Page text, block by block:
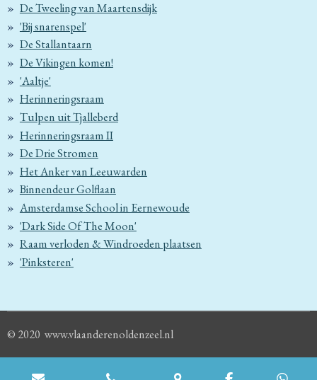
De Tweeling van Maartensdijk
'Bij snarenspel'
De Stallantaarn
De Vikingen komen!
'Aaltje'
Herinneringsraam
Tulpen uit Tjalleberd
Herinneringsraam II
De Drie Stromen
Het Anker van Leeuwarden
Binnendeur Golflaan
Amsterdamse School in Eernewoude
'Dark Side Of The Moon'
Raam verloden & Windroeden plaatsen
'Pinksteren'
© 2020 www.vlaanderenoldenzeel.nl